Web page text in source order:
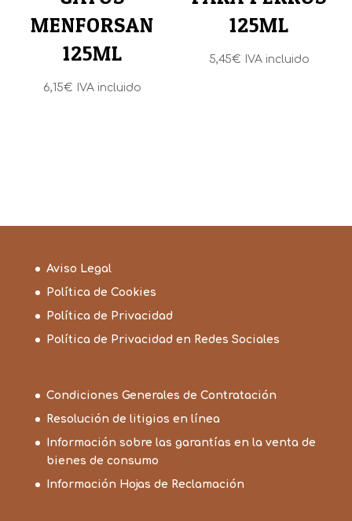
MENFORSAN
125ML
6,15€ IVA incluido
125ML
5,45€ IVA incluido
Aviso Legal
Política de Cookies
Política de Privacidad
Política de Privacidad en Redes Sociales
Condiciones Generales de Contratación
Resolución de litigios en línea
Información sobre las garantías en la venta de
bienes de consumo
Información Hojas de Reclamación